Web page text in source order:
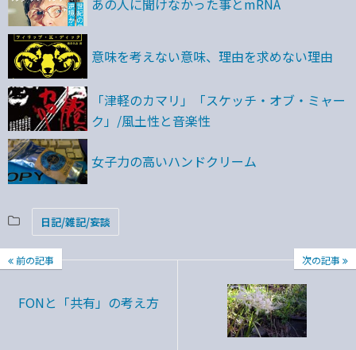
意味を考えない意味、理由を求めない理由
「津軽のカマリ」「スケッチ・オブ・ミャー
ク」/風土性と音楽性
女子力の高いハンドクリーム
日記/雑記/妄談
前の記事
FONと「共有」の考え方
次の記事